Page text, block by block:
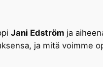
Jani Edström ja
ja mitä voimme